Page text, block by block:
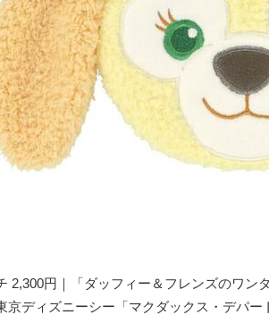
2,300円｜「ダッフィー＆フレンズのワン
京ディズニーシー「マクダックス・デパ